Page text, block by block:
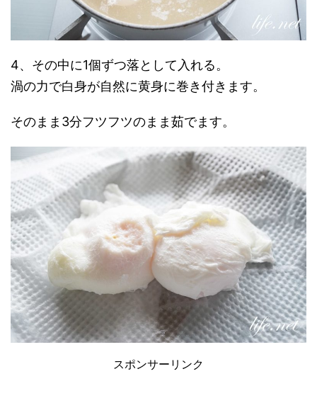
4、その中に1個ずつ落として入れる。
渦の力で白身が自然に黄身に巻き付きます。
そのまま3分フツフツのまま茹でます。
スポンサーリンク